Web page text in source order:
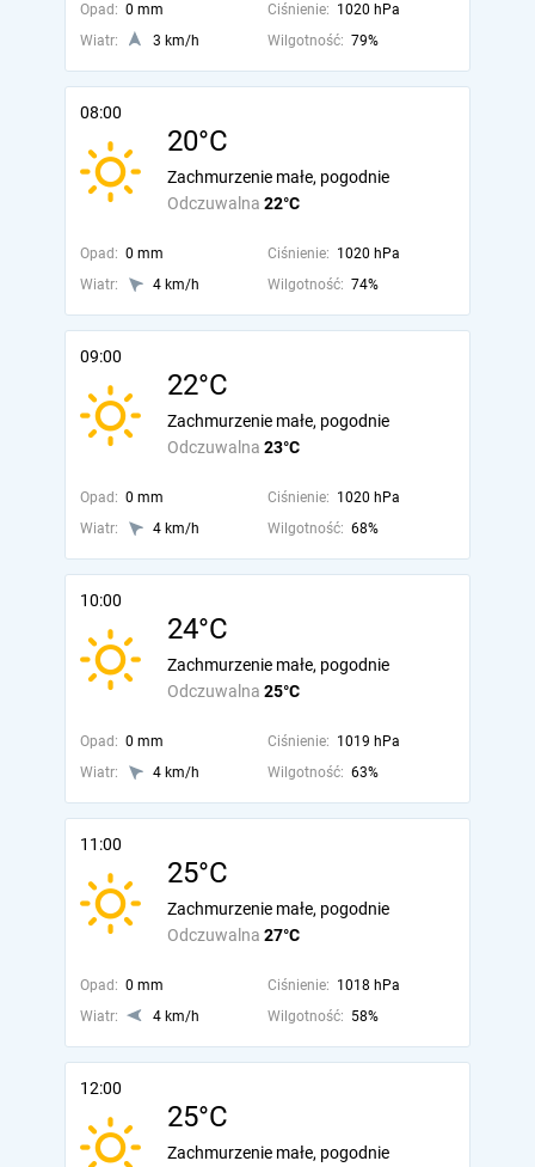
Opad: 0 mm Ciśnienie: 1020 hPa
Wiatr:
3 km/h Wilgotność: 79%
08:00
20°C
Odczuwalna 22°C
Zachmurzenie małe, pogodnie
Opad: 0 mm Ciśnienie: 1020 hPa
Wiatr:
4 km/h Wilgotność: 74%
09:00
22°C
Odczuwalna 23°C
Zachmurzenie małe, pogodnie
Opad: 0 mm Ciśnienie: 1020 hPa
Wiatr:
4 km/h Wilgotność: 68%
10:00
24°C
Odczuwalna 25°C
Zachmurzenie małe, pogodnie
Opad: 0 mm Ciśnienie: 1019 hPa
Wiatr:
4 km/h Wilgotność: 63%
11:00
25°C
Odczuwalna 27°C
Zachmurzenie małe, pogodnie
Opad: 0 mm Ciśnienie: 1018 hPa
Wiatr:
4 km/h Wilgotność: 58%
12:00
25°C
Zachmurzenie małe, pogodnie